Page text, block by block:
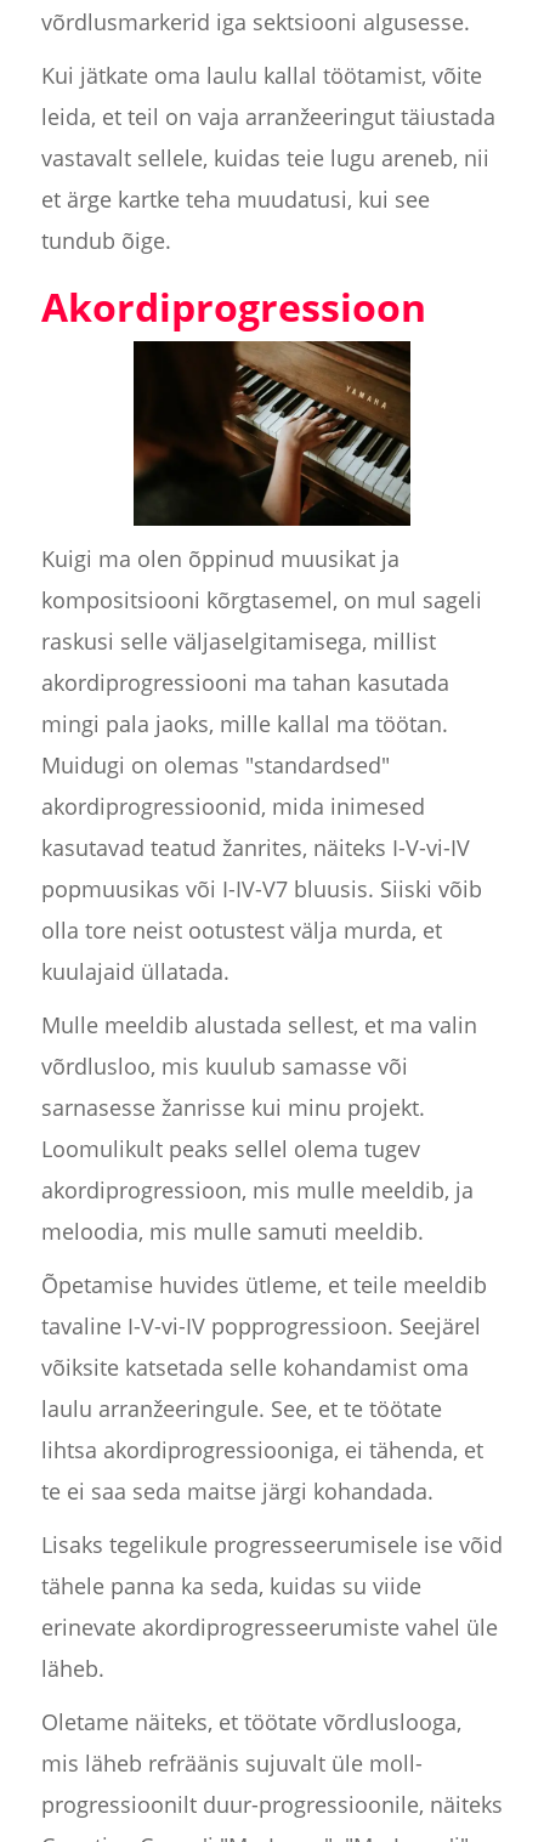
võrdlusmarkerid iga sektsiooni algusesse.
Kui jätkate oma laulu kallal töötamist, võite
leida, et teil on vaja arranžeeringut täiustada
vastavalt sellele, kuidas teie lugu areneb, nii
et ärge kartke teha muudatusi, kui see
tundub õige.
Akordiprogressioon
Kuigi ma olen õppinud muusikat ja
kompositsiooni kõrgtasemel, on mul sageli
raskusi selle väljaselgitamisega, millist
akordiprogressiooni ma tahan kasutada
mingi pala jaoks, mille kallal ma töötan.
Muidugi on olemas "standardsed"
akordiprogressioonid, mida inimesed
kasutavad teatud žanrites, näiteks I-V-vi-IV
popmuusikas või I-IV-V7 bluusis. Siiski võib
olla tore neist ootustest välja murda, et
kuulajaid üllatada.
Mulle meeldib alustada sellest, et ma valin
võrdlusloo, mis kuulub samasse või
sarnasesse žanrisse kui minu projekt.
Loomulikult peaks sellel olema tugev
akordiprogressioon, mis mulle meeldib, ja
meloodia, mis mulle samuti meeldib.
Õpetamise huvides ütleme, et teile meeldib
tavaline I-V-vi-IV popprogressioon. Seejärel
võiksite katsetada selle kohandamist oma
laulu arranžeeringule. See, et te töötate
lihtsa akordiprogressiooniga, ei tähenda, et
te ei saa seda maitse järgi kohandada.
Lisaks tegelikule progresseerumisele ise võid
tähele panna ka seda, kuidas su viide
erinevate akordiprogresseerumiste vahel üle
läheb.
Oletame näiteks, et töötate võrdluslooga,
mis läheb refräänis sujuvalt üle moll-
progressioonilt duur-progressioonile, näiteks